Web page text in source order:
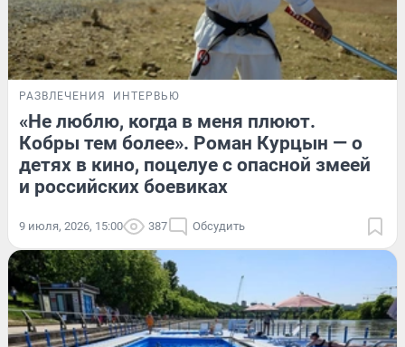
РАЗВЛЕЧЕНИЯ ИНТЕРВЬЮ
«Не люблю, когда в меня плюют.
Кобры тем более». Роман Курцын — о
детях в кино, поцелуе с опасной змеей
и российских боевиках
9 июля, 2026, 15:00 387 Обсудить